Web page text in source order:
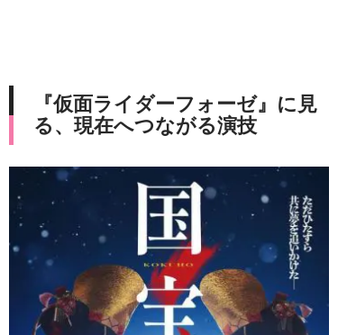
『仮面ライダーフォーゼ』に見
る、現在へつながる演技